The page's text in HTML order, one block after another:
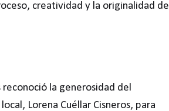
creatividad y la originalidad de
la generosidad del
Lorena Cuéllar Cisneros, para